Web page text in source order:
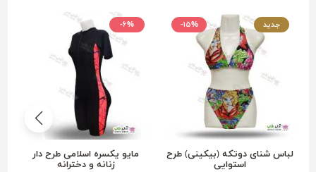
جدید -۱۵%
لباس شنای دوتکه (بیکینی) طرح
استوایی
-۶%
مایو یکسره اسلامی طرح دار
زنانه و دخترانه